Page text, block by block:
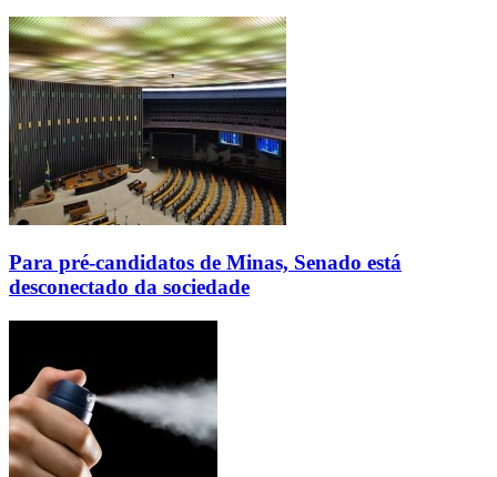
Para pré-candidatos de Minas, Senado está
desconectado da sociedade